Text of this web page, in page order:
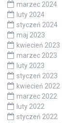
marzec 2024
luty 2024
styczeń 2024
maj 2023
kwiecień 2023
marzec 2023
luty 2023
styczeń 2023
kwiecień 2022
marzec 2022
luty 2022
styczeń 2022